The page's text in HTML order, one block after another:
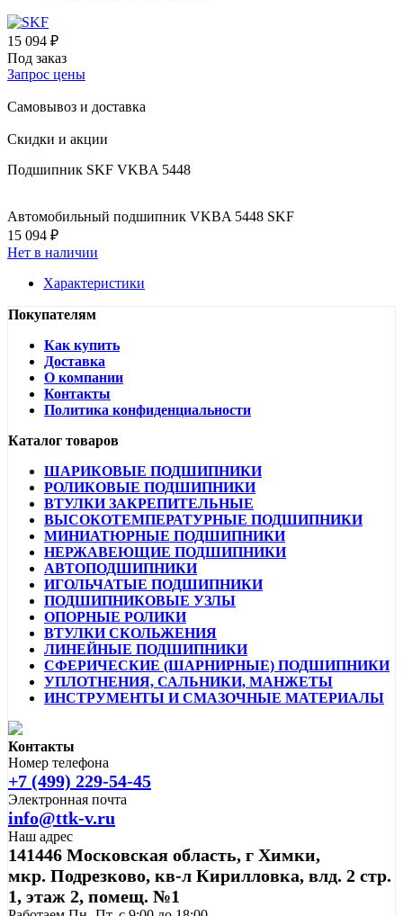
15 094 ₽
Под заказ
Запрос цены
Самовывоз и доставка
Скидки и акции
Подшипник SKF VKBA 5448
Автомобильный подшипник VKBA 5448 SKF
15 094 ₽
Нет в наличии
Характеристики
Покупателям
Как купить
Доставка
О компании
Контакты
Политика конфиденциальности
Каталог товаров
ШАРИКОВЫЕ ПОДШИПНИКИ
РОЛИКОВЫЕ ПОДШИПНИКИ
ВТУЛКИ ЗАКРЕПИТЕЛЬНЫЕ
ВЫСОКОТЕМПЕРАТУРНЫЕ ПОДШИПНИКИ
МИНИАТЮРНЫЕ ПОДШИПНИКИ
НЕРЖАВЕЮЩИЕ ПОДШИПНИКИ
АВТОПОДШИПНИКИ
ИГОЛЬЧАТЫЕ ПОДШИПНИКИ
ПОДШИПНИКОВЫЕ УЗЛЫ
ОПОРНЫЕ РОЛИКИ
ВТУЛКИ СКОЛЬЖЕНИЯ
ЛИНЕЙНЫЕ ПОДШИПНИКИ
СФЕРИЧЕСКИЕ (ШАРНИРНЫЕ) ПОДШИПНИКИ
УПЛОТНЕНИЯ, САЛЬНИКИ, МАНЖЕТЫ
ИНСТРУМЕНТЫ И СМАЗОЧНЫЕ МАТЕРИАЛЫ
Контакты
Номер телефона
+7 (499) 229-54-45
Электронная почта
info@ttk-v.ru
Наш адрес
141446 Московская область, г Химки,
мкр. Подрезково, кв-л Кирилловка, влд. 2 стр.
1, этаж 2, помещ. №1